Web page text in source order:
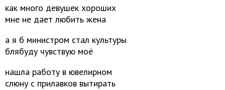
как много девушек хороших
мне не дает любить жена
а я б министром стал культуры
блябуду чувствую моё
нашла работу в ювелирном
слюну с прилавков вытирать